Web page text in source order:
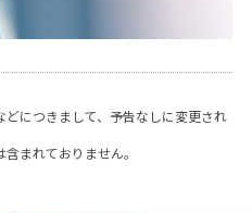
につきまして、予告なしに変更され
まれておりません。